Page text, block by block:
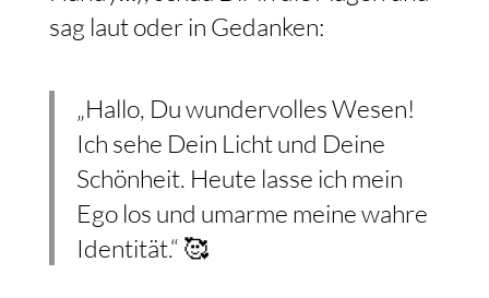
sag laut oder in Gedanken:
„Hallo, Du wundervolles Wesen!
Ich sehe Dein Licht und Deine
Schönheit. Heute lasse ich mein
Ego los und umarme meine wahre
Identität.“ 🥰